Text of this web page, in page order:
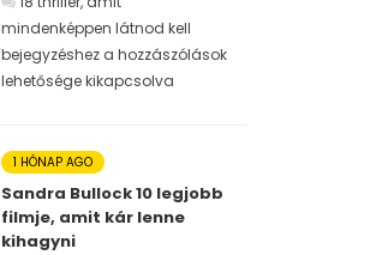
mindenképpen látnod kell
bejegyzéshez a hozzászólások
lehetősége kikapcsolva
1 HÓNAP AGO
Sandra Bullock 10 legjobb
filmje, amit kár lenne
kihagyni